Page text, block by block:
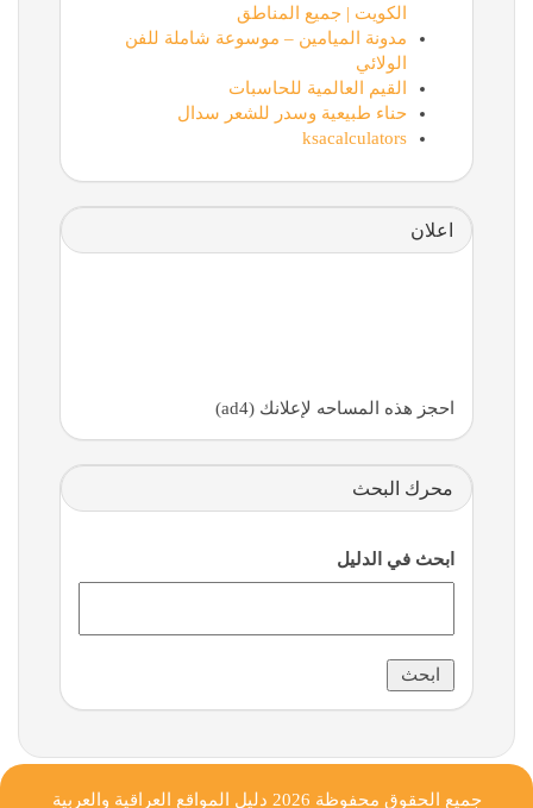
الكويت | جميع المناطق
مدونة الميامين – موسوعة شاملة للفن
الولائي
القيم العالمية للحاسبات
حناء طبيعية وسدر للشعر سدال
ksacalculators
اعلان
احجز هذه المساحه لإعلانك (ad4)
محرك البحث
ابحث في الدليل
جميع الحقوق محفوظة 2026 دليل المواقع العراقية والعربية